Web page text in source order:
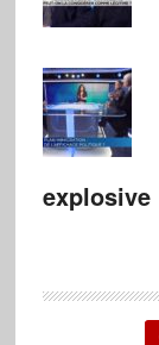
explosive